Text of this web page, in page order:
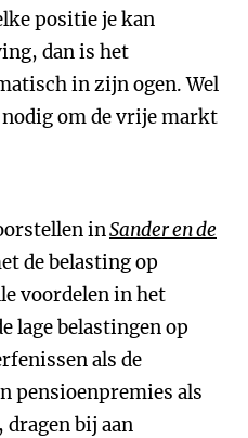
positie je kan
dan is het
in zijn ogen. Wel
om de vrije markt
inSander en de
de belasting op
voordelen in het
lage belastingen op
als de
pensioenpremies als
dragen bij aan